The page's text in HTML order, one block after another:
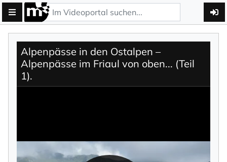
Alpenpässe in den Ostalpen –
Alpenpässe im Friaul von oben... (Teil
1).